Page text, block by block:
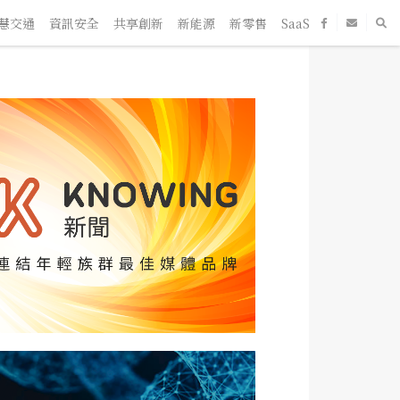
資訊安全 共享創新 新能源 新零售 SaaS 新創企業 人物